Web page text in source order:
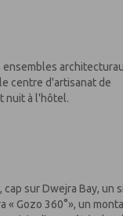
ensembles
centre d'artisanat de
nuit à l'hôtel.
sur Dwejra Bay, un
« Gozo 360°», un